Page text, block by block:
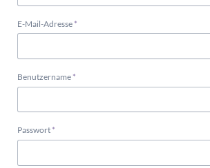
Pflichtfeld
E-Mail-Adresse *
Pflichtfeld
Benutzername *
Pflichtfeld
Passwort *